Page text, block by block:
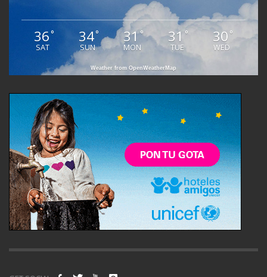
36°
SAT
34°
SUN
31°
MON
31 °
TUE
30 °
WED
Weather from OpenWeatherMap